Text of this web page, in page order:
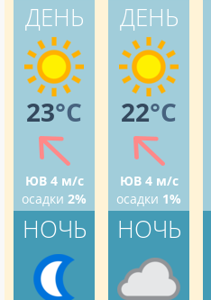
ДЕНЬ
23°C
ЮВ 4 м/с
осадки 2%
НОЧЬ
ДЕНЬ
22°C
ЮВ 4 м/с
осадки 1%
НОЧЬ